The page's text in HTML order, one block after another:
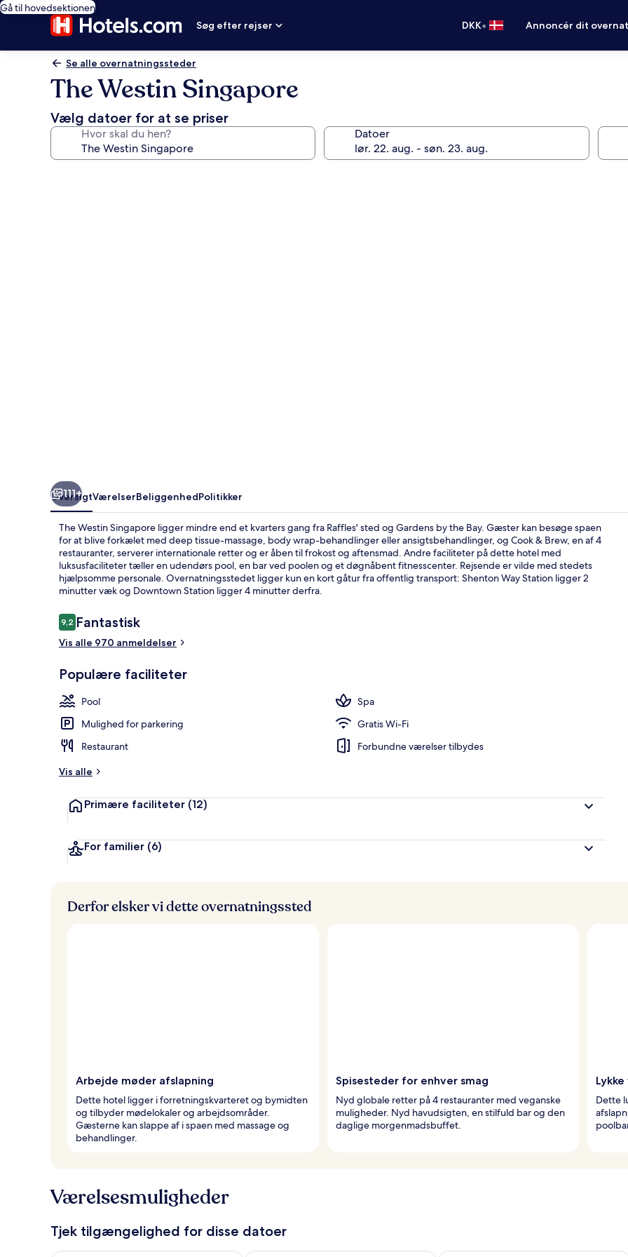
Gå til hovedsektionen
Søg efter rejser
DKK• Annoncér dit
Se alle overnatningssteder
The Westin Singapore
Vælg datoer for at se priser
Hvor skal du hen? Datoer
4
111+
OversigtVærelserBeliggenhedPolitikker
The Westin Singapore ligger mindre end et kvarters gang fra Raffles' sted og Gardens by the Bay. Gæster kan besøge spaen
for at blive forkælet med deep tissue-massage, body wrap-behandlinger eller ansigtsbehandlinger, og Cook & Brew, en af 4
restauranter, serverer internationale retter og er åben til frokost og aftensmad. Andre faciliteter på dette hotel med
luksusfaciliteter tæller en udendørs pool, en bar ved poolen og et døgnåbent fitnesscenter. Rejsende er vilde med stedets
hjælpsomme personale. Overnatningsstedet ligger kun en kort gåtur fra offentlig transport: Shenton Way Station ligger 2
minutter væk og Downtown Station ligger 4 minutter derfra.
Anmeldelser
9,29,2 ud af 10.
Fantastisk
Vis alle 970 anmeldelser
Populære faciliteter
Pool
Spa
Mulighed for parkering
Gratis Wi-Fi
Restaurant
Forbundne værelser tilbydes
Vis alle
Primære faciliteter (12)
For familier (6)
Derfor elsker vi dette overnatningssted
Arbejde møder afslapning
Dette hotel ligger i forretningskvarteret og bymidten
og tilbyder mødelokaler og arbejdsområder.
Gæsterne kan slappe af i spaen med massage og
behandlinger.
Spisesteder for enhver smag
Nyd globale retter på 4 restauranter med veganske
muligheder. Nyd havudsigten, en stilfuld bar og den
daglige morgenmadsbuffet.
Dette
Værelsesmuligheder
Tjek tilgængelighed for disse datoer